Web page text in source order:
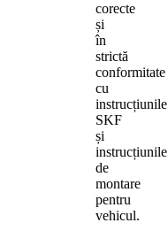
corecte
și
în
strictă
conformitate
cu
instrucțiunile
SKF
și
instrucțiunile
de
montare
pentru
vehicul.